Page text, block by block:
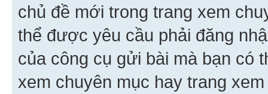
chủ đề mới trong trang xem
thể được yêu cầu phải đăng
của công cụ gửi bài mà bạn có
xem chuyên mục hay trang